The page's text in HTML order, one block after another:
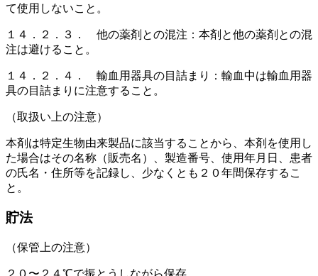
て使用しないこと。
１４．２．３． 他の薬剤との混注：本剤と他の薬剤との混
注は避けること。
１４．２．４． 輸血用器具の目詰まり：輸血中は輸血用器
具の目詰まりに注意すること。
（取扱い上の注意）
本剤は特定生物由来製品に該当することから、本剤を使用し
た場合はその名称（販売名）、製造番号、使用年月日、患者
の氏名・住所等を記録し、少なくとも２０年間保存するこ
と。
貯法
（保管上の注意）